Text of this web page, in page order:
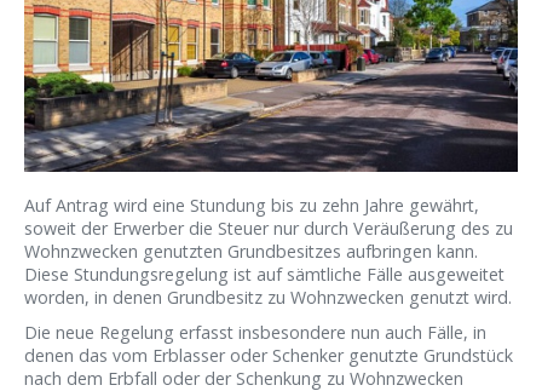
Auf Antrag wird eine Stundung bis zu zehn Jahre gewährt,
soweit der Erwerber die Steuer nur durch Veräußerung des zu
Wohnzwecken genutzten Grundbesitzes aufbringen kann.
Diese Stundungsregelung ist auf sämtliche Fälle ausgeweitet
worden, in denen Grundbesitz zu Wohnzwecken genutzt wird.
Die neue Regelung erfasst insbesondere nun auch Fälle, in
denen das vom Erblasser oder Schenker genutzte Grundstück
nach dem Erbfall oder der Schenkung zu Wohnzwecken